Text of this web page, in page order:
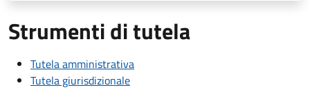
Strumenti di tutela
Tutela amministrativa
Tutela giurisdizionale